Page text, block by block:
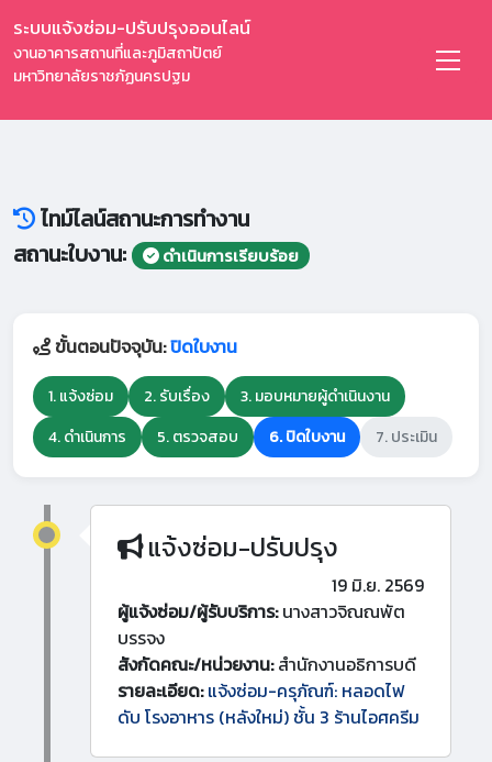
ระบบแจ้งซ่อม-ปรับปรุงออนไลน์
งานอาคารสถานที่และภูมิสถาปัตย์
มหาวิทยาลัยราชภัฏนครปฐม
ไทม์ไลน์สถานะการทำงาน
สถานะใบงาน:
ดำเนินการเรียบร้อย
ขั้นตอนปัจจุบัน:ปิดใบงาน
1. แจ้งซ่อม 2. รับเรื่อง
3. มอบหมายผู้ดำเนินงาน
4. ดำเนินการ
5. ตรวจสอบ 6. ปิดใบงาน 7. ประเมิน
แจ้งซ่อม-ปรับปรุง
19 มิ.ย. 2569
ผู้แจ้งซ่อม/ผู้รับบริการ:นางสาวจิณณพัต
บรรจง
สังกัดคณะ/หน่วยงาน:สำนักงานอธิการบดี
รายละเอียด: แจ้งซ่อม-ครุภัณฑ์: หลอดไฟ
ดับ โรงอาหาร (หลังใหม่) ชั้น 3 ร้านไอศครีม